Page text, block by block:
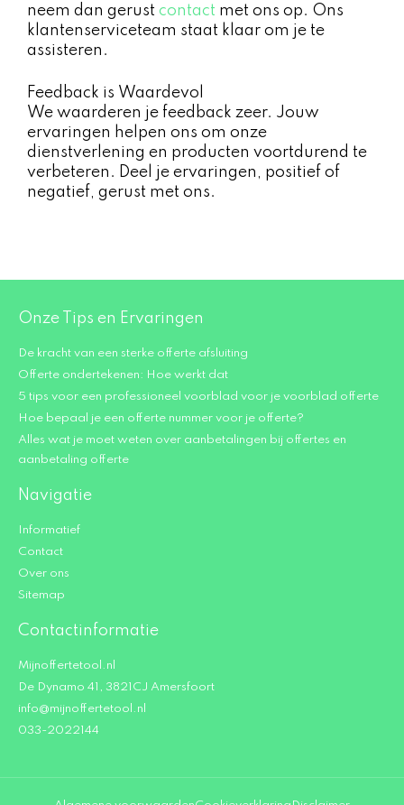
neem dan gerust contact met ons op. Ons
klantenserviceteam staat klaar om je te
assisteren.
Feedback is Waardevol
We waarderen je feedback zeer. Jouw
ervaringen helpen ons om onze
dienstverlening en producten voortdurend te
verbeteren. Deel je ervaringen, positief of
negatief, gerust met ons.
Onze Tips en Ervaringen
De kracht van een sterke offerte afsluiting
Offerte ondertekenen: Hoe werkt dat
5 tips voor een professioneel voorblad voor je voorblad offerte
Hoe bepaal je een offerte nummer voor je offerte?
Alles wat je moet weten over aanbetalingen bij offertes en
aanbetaling offerte
Navigatie
Informatief
Contact
Over ons
Sitemap
Contactinformatie
Mijnoffertetool.nl
De Dynamo 41, 3821CJ Amersfoort
info@mijnoffertetool.nl
033-2022144